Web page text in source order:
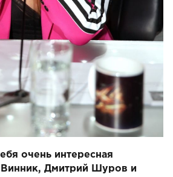
очень интересная
Винник, Дмитрий Шуров и